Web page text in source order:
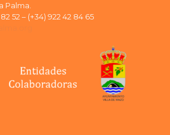
Palma.
52 – (+34) 922 42 84 65